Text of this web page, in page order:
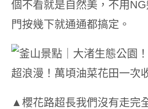
個不看就是自然美，不用
門按幾下就通通都搞定。
▲櫻花路超長我們沒有走完